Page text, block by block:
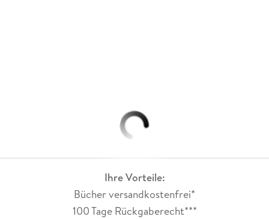
Ihre Vorteile:
Bücher versandkostenfrei*
100 Tage Rückgaberecht***